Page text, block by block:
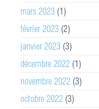
mars 2023 (1)
février 2023 (2)
janvier 2023 (3)
décembre 2022 (1)
novembre 2022 (3)
octobre 2022 (3)